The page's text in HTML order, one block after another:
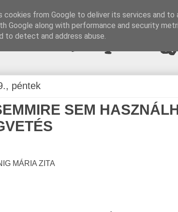
napi
péntek
SEM
MÁRIA ZITA
cookies from Google to deliver its services and to
Google along with performance and security
to detect and address abuse.